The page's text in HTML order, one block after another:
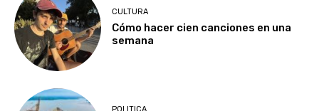
CULTURA
Cómo hacer cien canciones en una
semana